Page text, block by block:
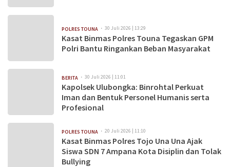
POLRES TOUNA 30 Juli 2026 | 13:29
Kasat Binmas Polres Touna Tegaskan GPM
Polri Bantu Ringankan Beban Masyarakat
BERITA 30 Juli 2026 | 11:01
Kapolsek Ulubongka: Binrohtal Perkuat
Iman dan Bentuk Personel Humanis serta
Profesional
POLRES TOUNA 20 Juli 2026 | 11:10
Kasat Binmas Polres Tojo Una Una Ajak
Siswa SDN 7 Ampana Kota Disiplin dan Tolak
Bullying